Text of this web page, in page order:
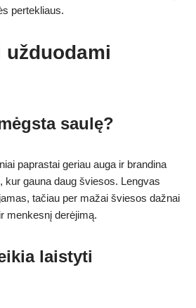
pertekliaus.
užduodami
saulę?
paprastai geriau auga ir brandina
kur gauna daug šviesos. Lengvas
tačiau per mažai šviesos dažnai
menkesnį derėjimą.
laistyti